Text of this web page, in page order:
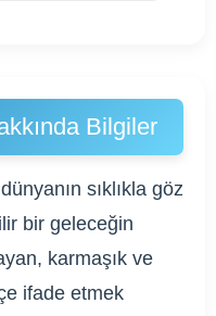
Bilgiler
sıklıkla göz
bir geleceğin
karmaşık ve
ifade etmek